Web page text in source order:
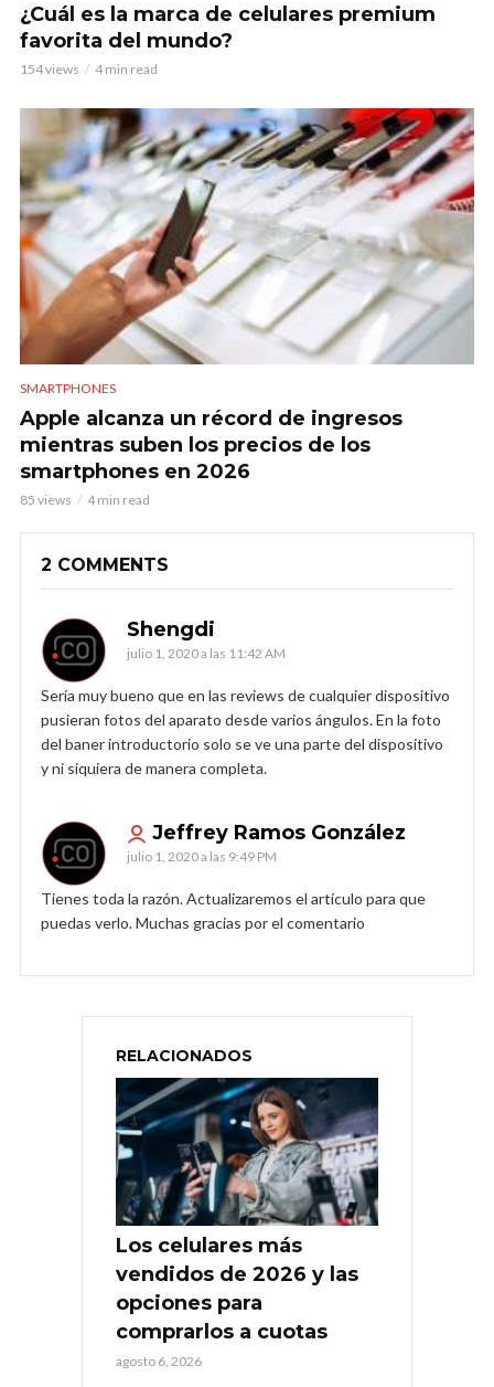
¿Cuál es la marca de celulares premium
favorita del mundo?
154 views 4 min read
SMARTPHONES
Apple alcanza un récord de ingresos
mientras suben los precios de los
smartphones en 2026
85 views 4 min read
2 COMMENTS
Shengdi
julio 1, 2020 a las 11:42 AM
Sería muy bueno que en las reviews de cualquier dispositivo
pusieran fotos del aparato desde varios ángulos. En la foto
del baner introductorio solo se ve una parte del dispositivo
y ni siquiera de manera completa.
Jeffrey Ramos González
julio 1, 2020 a las 9:49 PM
Tienes toda la razón. Actualizaremos el artículo para que
puedas verlo. Muchas gracias por el comentario
RELACIONADOS
Los celulares más
vendidos de 2026 y las
opciones para
comprarlos a cuotas
agosto 6, 2026